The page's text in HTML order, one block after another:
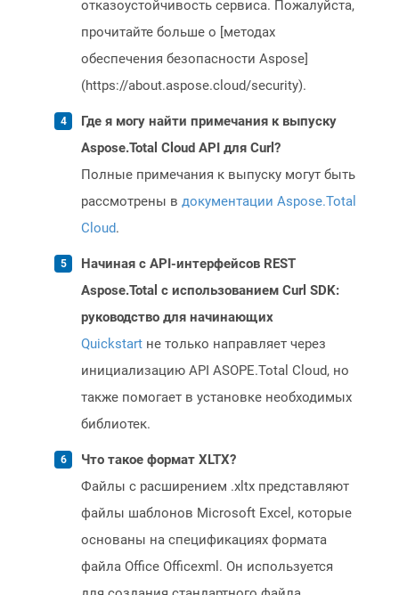
отказоустойчивость сервиса. Пожалуйста,
прочитайте больше о [методах
обеспечения безопасности Aspose]
(https://about.aspose.cloud/security).
Где я могу найти примечания к выпуску
Aspose.Total Cloud API для Curl?
Полные примечания к выпуску могут быть
рассмотрены в документации Aspose.Total
Cloud.
Начиная с API-интерфейсов REST
Aspose.Total с использованием Curl SDK:
руководство для начинающих
Quickstart не только направляет через
инициализацию API ASOPE.Total Cloud, но
также помогает в установке необходимых
библиотек.
Что такое формат XLTX?
Файлы с расширением .xltx представляют
файлы шаблонов Microsoft Excel, которые
основаны на спецификациях формата
файла Office Officexml. Он используется